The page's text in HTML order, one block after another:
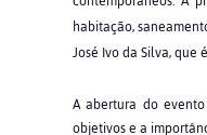
habitação,
José Ivo da Silva,
A abertura do
objetivos e a